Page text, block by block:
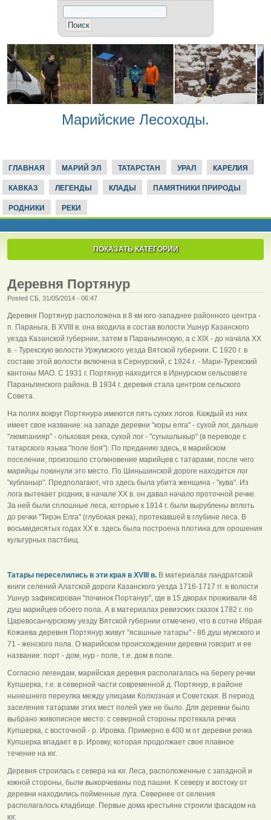
Марийские Лесоходы.
ГЛАВНАЯ МАРИЙ ЭЛ ТАТАРСТАН УРАЛ КАРЕЛИЯ
КАВКАЗ ЛЕГЕНДЫ КЛАДЫ ПАМЯТНИКИ ПРИРОДЫ
РОДНИКИ РЕКИ
ПОКАЗАТЬ КАТЕГОРИИ
Деревня Портянур
Posted СБ, 31/05/2014 - 06:47
Деревня Портянур расположена в 8 км юго-западнее районного центра -
п. Параньга. В XVIII в. она входила в состав волости Ушнур Казанского
уезда Казанской губернии, затем в Параньгинскую, а с XIX - до начала XX
в. - Турекскую волости Уржумского уезда Вятской губернии. С 1920 г. в
составе этой волости включена в Сернурский, с 1924 г. - Мари-Турекский
кантоны МАО. С 1931 г. Портянур находится в Ирнурском сельсовете
Параньгинского района. В 1934 г. деревня стала центром сельского
Совета.
На полях вокруг Портянура имеются пять сухих логов. Каждый из них
имеет свое название: на западе деревни "коры елга" - сухой лог, дальше
"люмпанияр" - ольховая река, сухой лог - "сугышлыкыр" (в переводе с
татарского языка "поле боя"). По преданию здесь, в марийском
поселении, произошло столкновение марийцев с татарами, после чего
марийцы покинули это место. По Шиньшинской дороге находится лог
"кубланыр". Предполагают, что здесь была убита женщина - "кува". Из
лога вытекает родник, в начале XX в. он давал начало проточной речке.
За ней были сплошные леса, которые к 1914 г. были вырублены вплоть
до речки "Тирэн Елга" (глубокая река), протекавшей в глубине леса. В
восьмидесятых годах XX в. здесь была построена плотина для орошения
культурных пастбищ.
Татары переселились в эти края в XVIII в. В материалах ландратской
книги селений Алатской дороги Казанского уезда 1716-1717 гг. в волости
Ушнур зафиксирован "починок Портанур", где в 15 дворах проживали 48
душ марийцев обоего пола. А в материалах ревизских сказок 1782 г. по
Царевосанчурскому уезду Вятской губернии отмечено, что в сотне Ибрая
Кожаева деревня Портянур живут "ясашные татары" - 86 душ мужского и
71 - женского пола. О марийском происхождении деревни говорит и ее
название: порт - дом, нур - поле, т.е. дом в поле.
Согласно легендам, марийская деревня располагалась на берегу речки
Купшерка, т.е. в северной части современной д. Портянур, в районе
нынешнего переулка между улицами Колхозная и Советская. В период
заселения татарами этих мест полей уже не было. Для деревни было
выбрано живописное место: с северной стороны протекала речка
Купшерка, с восточной - р. Ировка. Примерно в 400 м от деревни речка
Купшерка впадает в р. Ировку, которая продолжает свое плавное
течение на юг.
Деревня строилась с севера на юг. Леса, расположенные с западной и
южной стороны, были выкорчеваны под пашни. К северу и востоку от
деревни находились пойменные луга. Севернее от селения
располагалось кладбище. Первые дома крестьяне строили фасадом на
юг.